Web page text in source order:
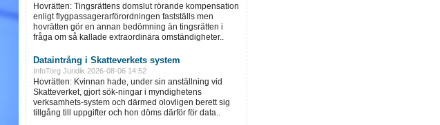
Hovrätten: Tingsrättens domslut rörande kompensation
enligt flygpassagerarförordningen fastställs men
hovrätten gör en annan bedömning än tingsrätten i
fråga om så kallade extraordinära omständigheter..
Dataintrång i Skatteverkets system
InfoTorg Juridik 2026-08-06 14:52
Hovrätten: Kvinnan hade, under sin anställning vid
Skatteverket, gjort sök-ningar i myndighetens
verksamhets-system och därmed olovligen berett sig
tillgång till uppgifter och hon döms därför för data..